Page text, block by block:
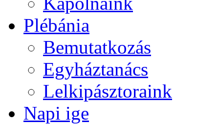
Plébánia
Bemutatkozás
Egyháztanács
Lelkipásztoraink
Napi ige